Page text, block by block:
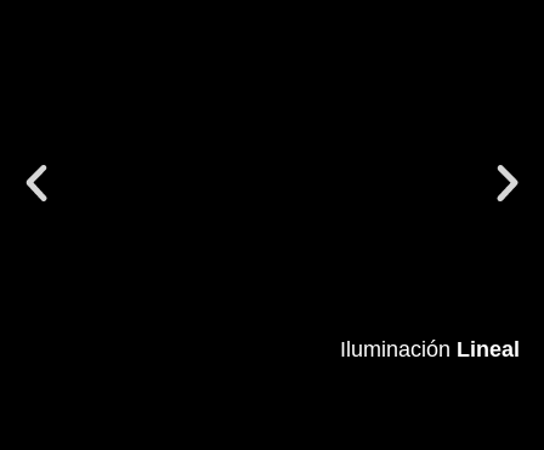
Iluminación Lineal
Iluminación Lineal